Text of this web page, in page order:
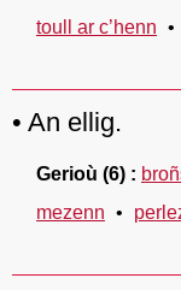
toull ar c’henn
An ellig.
Gerioù (6)
mezenn